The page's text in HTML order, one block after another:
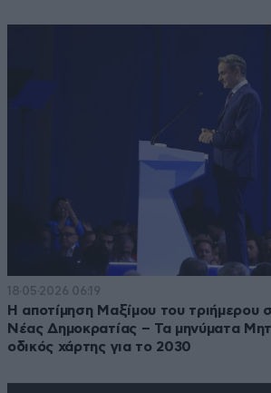
18·05·2026 06:19
Η αποτίμηση Μαξίμου του τριήμερου
Νέας Δημοκρατίας – Τα μηνύματα
οδικός χάρτης για το 2030